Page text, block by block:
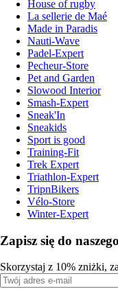
House of rugby
La sellerie de Maé
Made in Paradis
Nauti-Wave
Padel-Expert
Pecheur-Store
Pet and Garden
Slowood Interior
Smash-Expert
Sneak'In
Sneakids
Sport is good
Training-Fit
Trek Expert
Triathlon-Expert
TripnBikers
Vélo-Store
Winter-Expert
Zapisz się do
Skorzystaj z 10% zniżki,